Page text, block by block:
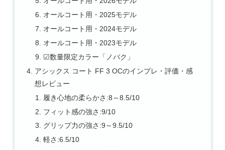
オールコート用・2025モデル
オールコート用・2024モデル
オールコート用・2023モデル
☑数量限定カラー「ノバク」
アシックス コート FF 3 OCのインプレ・評価・感
想レビュー
履き心地の柔らかさ:8～8.5/10
フィット感の強さ:9/10
グリップ力の強さ:9～9.5/10
軽さ:6.5/10